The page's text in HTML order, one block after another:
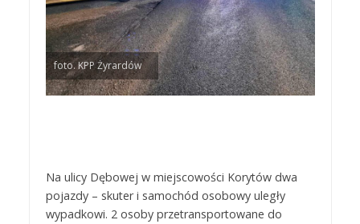
foto. KPP Żyrardów
Na ulicy Dębowej w miejscowości Korytów dwa
pojazdy – skuter i samochód osobowy uległy
wypadkowi. 2 osoby przetransportowane do